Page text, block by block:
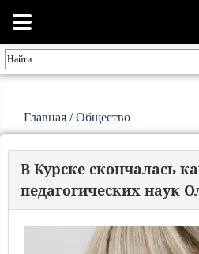
Главная /Общество
В Курске скончалась
педагогических наук